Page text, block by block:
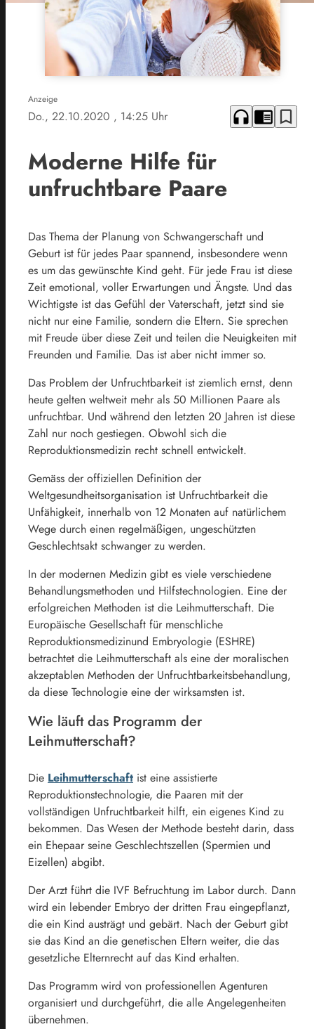
Anzeige
Do., 22.10.2020 , 14:25 Uhr headphones chrome_reader_mode bookmark_border
Moderne Hilfe für
unfruchtbare Paare
Das Thema der Planung von Schwangerschaft und
Geburt ist für jedes Paar spannend, insbesondere wenn
es um das gewünschte Kind geht. Für jede Frau ist diese
Zeit emotional, voller Erwartungen und Ängste. Und das
Wichtigste ist das Gefühl der Vaterschaft, jetzt sind sie
nicht nur eine Familie, sondern die Eltern. Sie sprechen
mit Freude über diese Zeit und teilen die Neuigkeiten mit
Freunden und Familie. Das ist aber nicht immer so.
Das Problem der Unfruchtbarkeit ist ziemlich ernst, denn
heute gelten weltweit mehr als 50 Millionen Paare als
unfruchtbar. Und während den letzten 20 Jahren ist diese
Zahl nur noch gestiegen. Obwohl sich die
Reproduktionsmedizin recht schnell entwickelt.
Gemäss der offiziellen Definition der
Weltgesundheitsorganisation ist Unfruchtbarkeit die
Unfähigkeit, innerhalb von 12 Monaten auf natürlichem
Wege durch einen regelmäßigen, ungeschützten
Geschlechtsakt schwanger zu werden.
In der modernen Medizin gibt es viele verschiedene
Behandlungsmethoden und Hilfstechnologien. Eine der
erfolgreichen Methoden ist die Leihmutterschaft. Die
Europäische Gesellschaft für menschliche
Reproduktionsmedizinund Embryologie (ESHRE)
betrachtet die Leihmutterschaft als eine der moralischen
akzeptablen Methoden der Unfruchtbarkeitsbehandlung,
da diese Technologie eine der wirksamsten ist.
Wie läuft das Programm der
Leihmutterschaft?
Die Leihmutterschaft ist eine assistierte
Reproduktionstechnologie, die Paaren mit der
vollständigen Unfruchtbarkeit hilft, ein eigenes Kind zu
bekommen. Das Wesen der Methode besteht darin, dass
ein Ehepaar seine Geschlechtszellen (Spermien und
Eizellen) abgibt.
Der Arzt führt die IVF Befruchtung im Labor durch. Dann
wird ein lebender Embryo der dritten Frau eingepflanzt,
die ein Kind austrägt und gebärt. Nach der Geburt gibt
sie das Kind an die genetischen Eltern weiter, die das
gesetzliche Elternrecht auf das Kind erhalten.
Das Programm wird von professionellen Agenturen
organisiert und durchgeführt, die alle Angelegenheiten
übernehmen.